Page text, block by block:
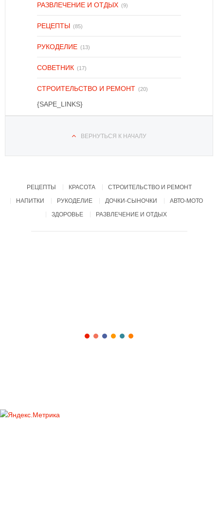
РАЗВЛЕЧЕНИЕ И ОТДЫХ (9)
РЕЦЕПТЫ (85)
РУКОДЕЛИЕ (13)
СОВЕТНИК (17)
СТРОИТЕЛЬСТВО И РЕМОНТ (20)
{SAPE_LINKS}
ВЕРНУТЬСЯ К НАЧАЛУ
РЕЦЕПТЫ КРАСОТА
СТРОИТЕЛЬСТВО И РЕМОНТ
НАПИТКИ
РУКОДЕЛИЕ ДОЧКИ-СЫНОЧКИ
АВТО-МОТО
ЗДОРОВЬЕ
РАЗВЛЕЧЕНИЕ И ОТДЫХ